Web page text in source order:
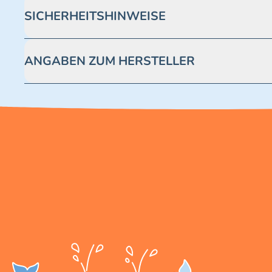
SICHERHEITSHINWEISE
ANGABEN ZUM HERSTELLER